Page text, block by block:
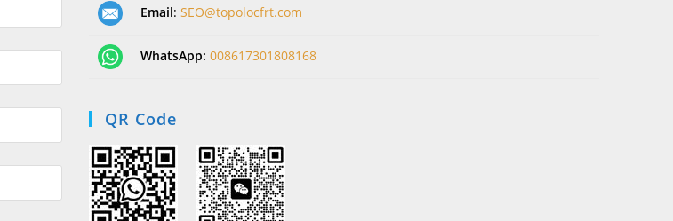
Email: SEO@topolocfrt.com
WhatsApp: 008617301808168
QR Code